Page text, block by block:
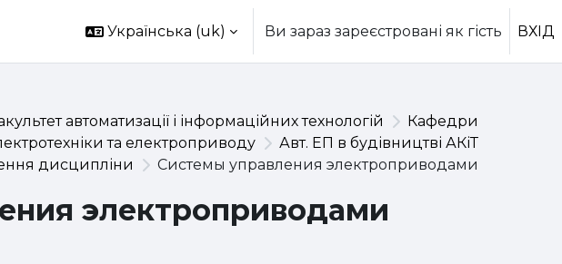
Українська ‎(uk)‎ Ви зараз зареєстровані як гість ВХІД
автоматизації і інформаційних технологій
Кафедри
та електроприводу
Авт. ЕП в будівництві АКіТ
дисципліни
Системы управления электроприводами
электроприводами